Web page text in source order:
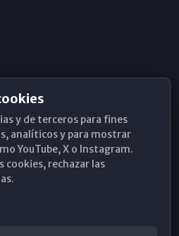
y de terceros para fines
analíticos y para mostrar
YouTube, X o Instagram.
cookies, rechazar las